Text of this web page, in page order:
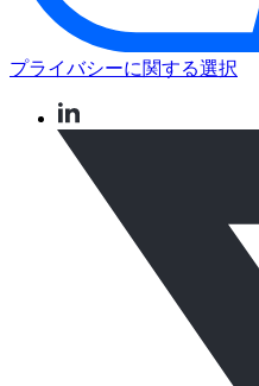
プライバシーに関する選択